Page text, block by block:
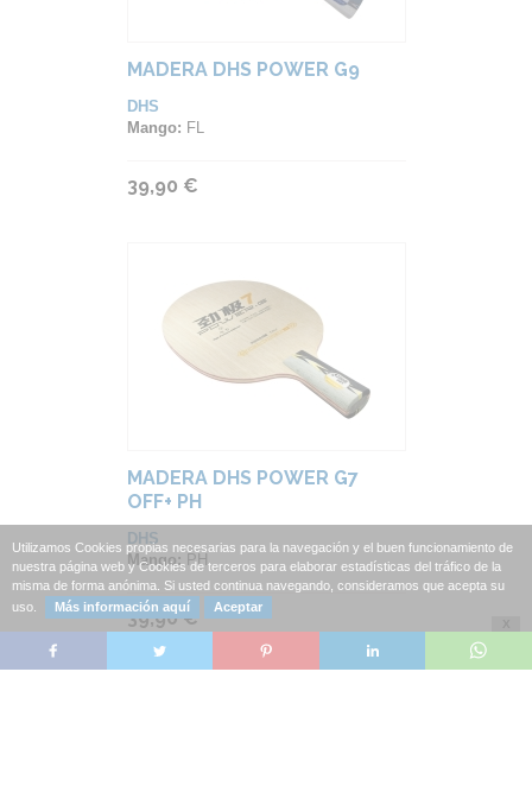
MADERA DHS POWER G9
DHS
Mango: FL
39,90 €
MADERA DHS POWER G7
OFF+ PH
DHS
Mango:PH
39,90 €
Utilizamos Cookies propias necesarias para la navegación y el buen funcionamiento de
nuestra página web y Cookies de terceros para elaborar estadísticas del tráfico de la
misma de forma anónima. Si usted continua navegando, consideramos que acepta su
uso.
Más información aquí Aceptar